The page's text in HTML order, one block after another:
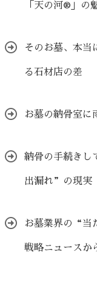
「天の河®」の
そのお墓、本当
る石材店の差
お墓の納骨室に
納骨の手続きし
出漏れ”の現実
お墓業界の“当
戦略ニュースか